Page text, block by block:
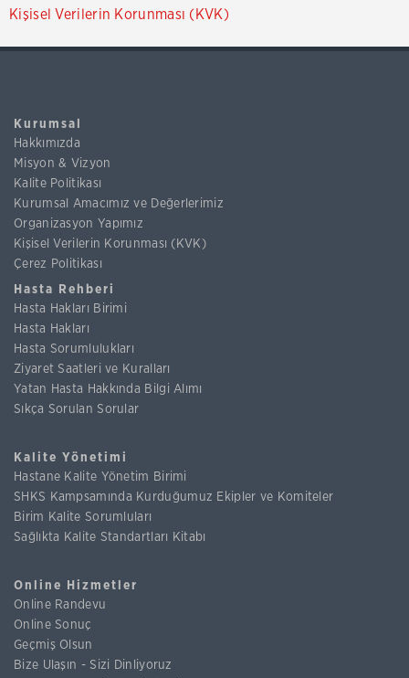
Kişisel Verilerin Korunması (KVK)
Kurumsal
Hakkımızda
Misyon & Vizyon
Kalite Politikası
Kurumsal Amacımız ve Değerlerimiz
Organizasyon Yapımız
Kişisel Verilerin Korunması (KVK)
Çerez Politikası
Hasta Rehberi
Hasta Hakları Birimi
Hasta Hakları
Hasta Sorumlulukları
Ziyaret Saatleri ve Kuralları
Yatan Hasta Hakkında Bilgi Alımı
Sıkça Sorulan Sorular
Kalite Yönetimi
Hastane Kalite Yönetim Birimi
SHKS Kampsamında Kurduğumuz Ekipler ve Komiteler
Birim Kalite Sorumluları
Sağlıkta Kalite Standartları Kitabı
Online Hizmetler
Online Randevu
Online Sonuç
Geçmiş Olsun
Bize Ulaşın - Sizi Dinliyoruz